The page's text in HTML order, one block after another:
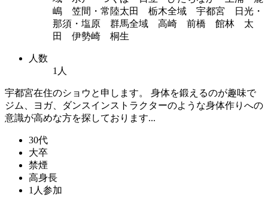
嶋 笠間・常陸太田 栃木全域 宇都宮 日光・
那須・塩原 群馬全域 高崎 前橋 館林 太
田 伊勢崎 桐生
人数
1人
宇都宮在住のショウと申します。 身体を鍛えるのが趣味で
ジム、ヨガ、ダンスインストラクターのような身体作りへの
意識が高めな方を探しております...
30代
大卒
禁煙
高身長
1人参加